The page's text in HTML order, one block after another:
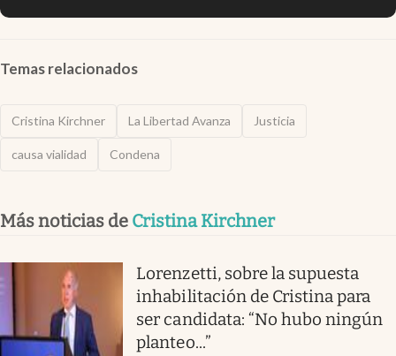
Temas relacionados
Cristina Kirchner La Libertad Avanza Justicia
causa vialidad Condena
Más noticias de Cristina Kirchner
Lorenzetti, sobre la supuesta
inhabilitación de Cristina para
ser candidata: “No hubo ningún
planteo...”